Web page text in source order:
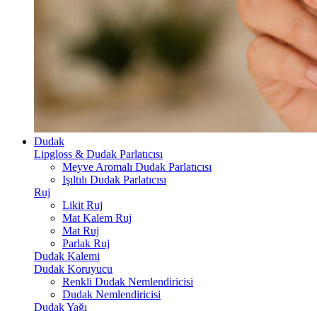
Dudak
Lipgloss & Dudak Parlatıcısı
Meyve Aromalı Dudak Parlatıcısı
Işıltılı Dudak Parlatıcısı
Ruj
Likit Ruj
Mat Kalem Ruj
Mat Ruj
Parlak Ruj
Dudak Kalemi
Dudak Koruyucu
Renkli Dudak Nemlendiricisi
Dudak Nemlendiricisi
Dudak Yağı